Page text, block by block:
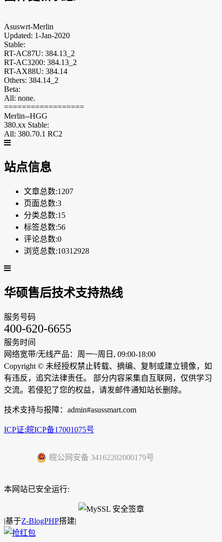
Asuswrt-Merlin
Updated: 1-Jan-2020
Stable:
RT-AC87U: 384.13_2
RT-AC3200: 384.13_2
RT-AX88U: 384.14
Others: 384.14_2
Beta:
All: none.
==================
Merlin--HGG
380.xx Stable:
All: 380.70.1 RC2
站点信息
文章总数:1207
页面总数:3
分类总数:15
标签总数:56
评论总数:0
浏览总数:10312928
华硕售后技术支持热线
服务号码
400-620-6655
服务时间
网络宽带/无线产品：周一~周日, 09:00-18:00
Copyright © 未经授权禁止转载、摘编、复制或建立镜像，如
有违反，追究法律责任。 部分内容采集自互联网，仅供学习
交流。若侵犯了您的权益，请发邮件通知站长删除。
技术支持与报障：admin#asussmart.com
ICP证:皖ICP备17001075号
皖公网安备 34162202000179号
本网站已安全运行:
|基于Z-BlogPHP搭建|